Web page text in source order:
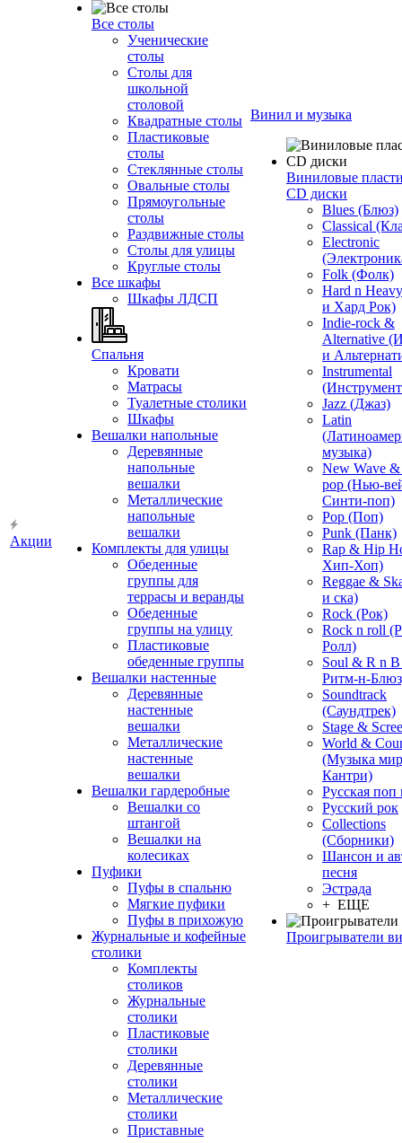
Акции
Все столы
Ученические
столы
Столы для
школьной
столовой
Квадратные столы
Пластиковые
столы
Стеклянные столы
Овальные столы
Прямоугольные
столы
Раздвижные столы
Столы для улицы
Круглые столы
Все шкафы
Шкафы ЛДСП
Спальня
Кровати
Матрасы
Туалетные столики
Шкафы
Вешалки напольные
Деревянные
напольные
вешалки
Металлические
напольные
вешалки
Комплекты для улицы
Обеденные
группы для
террасы и веранды
Обеденные
группы на улицу
Пластиковые
обеденные группы
Вешалки настенные
Деревянные
настенные
вешалки
Металлические
настенные
вешалки
Вешалки гардеробные
Вешалки со
штангой
Вешалки на
колесиках
Пуфики
Пуфы в спальню
Мягкие пуфики
Пуфы в прихожую
Журнальные и кофейные
столики
Комплекты
столиков
Журнальные
столики
Пластиковые
столики
Деревянные
столики
Металлические
столики
Приставные
Винил и музыка
Виниловые
CD диски
Blues (Блюз)
Classical
Electronic
Folk (Фолк)
Hard n
и Хард Рок)
Indie-rock &
Alternative
и
Instrumental
Jazz (Джаз)
Latin
музыка)
New Wave
pop (Нью-
Синти-поп)
Pop (Поп)
Punk (Панк)
Rap & Hip
Хип-Хоп)
Reggae &
и ска)
Rock (Рок)
Rock n roll
Ролл)
Soul & R n
Ритм-н-
Soundtrack
(Саундтрек)
Stage &
World &
(Музыка
Кантри)
Русская поп
Русский рок
Сollections
(Сборники)
Шансон и
песня
Эстрада
+ ЕЩЕ
Проигрыватели